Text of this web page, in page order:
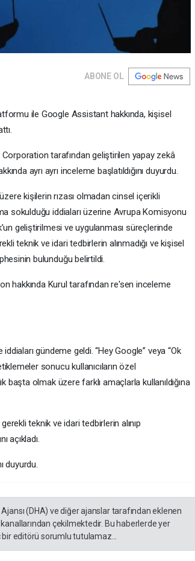
ABONE OL
ile Google Assistant hakkında, kişisel
tarafından geliştirilen yapay zekâ
ayrı ayrı inceleme başlatıldığını duyurdu.
kişilerin rızası olmadan cinsel içerikli
sokulduğu iddiaları üzerine Avrupa Komisyonu
geliştirilmesi ve uygulanması süreçlerinde
teknik ve idari tedbirlerin alınmadığı ve kişisel
bulunduğu belirtildi.
hakkında Kurul tarafından re'sen inceleme
gündeme geldi. “Hey Google” veya “Ok
sonucu kullanıcıların özel
başta olmak üzere farklı amaçlarla kullanıldığına
teknik ve idari tedbirlerin alınıp
açıkladı.
duyurdu.
(DHA) ve diğer ajanslar tarafından eklenen
çekilmektedir. Bu haberlerde yer
editörü sorumlu tutulamaz...